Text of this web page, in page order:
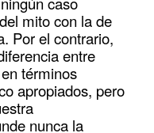
mito con la de
Por el contrario,
entre
términos
apropiados, pero
nunca la